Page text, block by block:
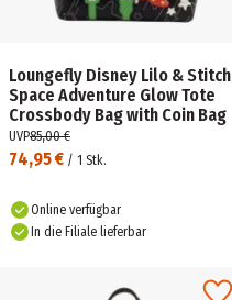
Loungefly Disney Lilo & Stitch
Space Adventure Glow Tote
Crossbody Bag with Coin Bag
74,95 € / 1 Stk.
UVP85,00 €
Online verfügbar
In die Filiale lieferbar